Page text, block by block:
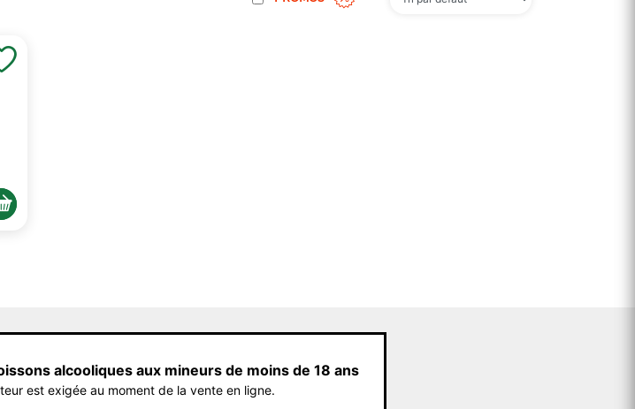
alcooliques aux mineurs de moins de 18 ans
est exigée au moment de la vente en ligne.